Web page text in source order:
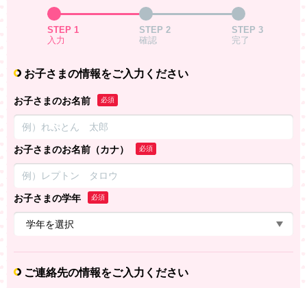
STEP 1
入力
STEP 2
確認
STEP 3
完了
お子さまの情報をご入力ください
お子さまのお名前 必須
お子さまのお名前（カナ） 必須
お子さまの学年 必須
ご連絡先の情報をご入力ください